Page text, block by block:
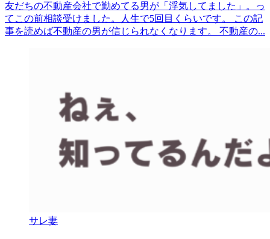
友だちの不動産会社で勤めてる男が「浮気してました」。っ
てこの前相談受けました。人生で5回目くらいです。 この記
事を読めば不動産の男が信じられなくなります。 不動産の...
サレ妻